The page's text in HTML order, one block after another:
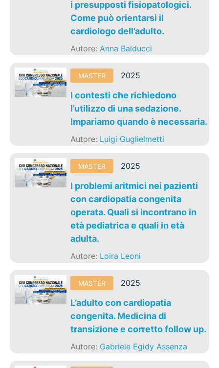
i presupposti fisiopatologici.
Come può orientarsi il
cardiologo dell’adulto.
Autore:Anna Balducci
MASTER 2025
I contesti che richiedono
l’utilizzo di una sedazione.
Impariamo quando è necessaria.
Autore: Luigi Guglielmetti
MASTER 2025
I problemi aritmici nei pazienti
con cardiopatia congenita
operata. Quali si incontrano in
età pediatrica e quali in età
adulta.
Autore: Loira Leoni
MASTER 2025
L’adulto con cardiopatia
congenita. Medicina di
transizione e corretto follow up.
Autore: Gabriele Egidy Assenza